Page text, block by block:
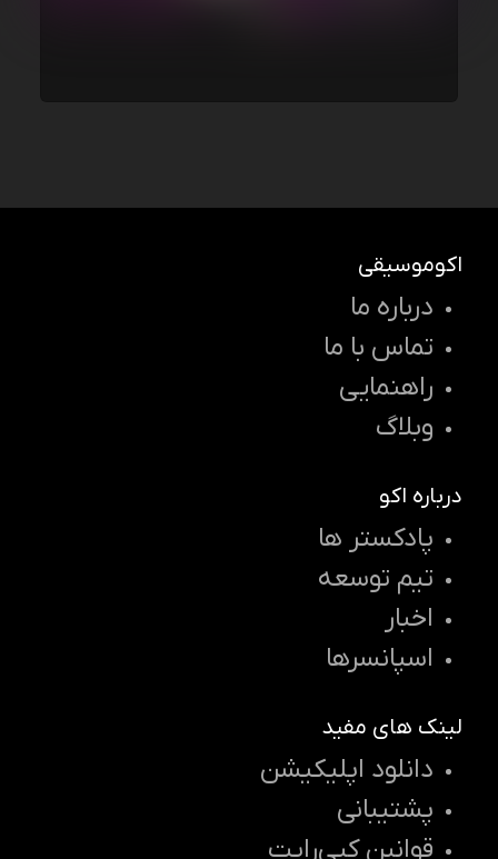
اکوموسیقی
درباره ما
تماس با ما
راهنمایی
وبلاگ
درباره اکو
پادکستر ها
تیم توسعه
اخبار
اسپانسرها
لینک های مفید
دانلود اپلیکیشن
پشتیبانی
قوانین کپی‌رایت